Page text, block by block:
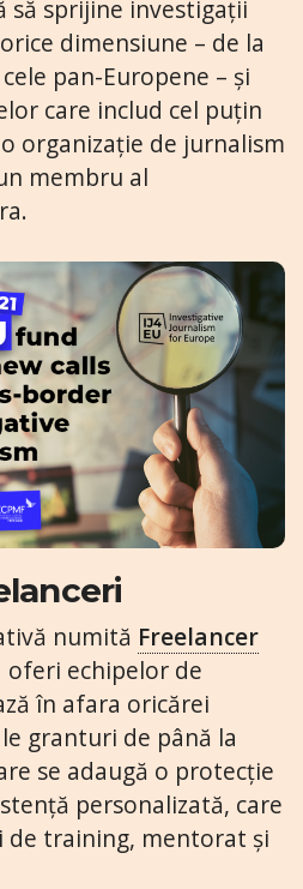
să sprijine investigații
dimensiune – de la
pan-Europene – și
care includ cel puțin
organizație de jurnalism
membru al
numită Freelancer
oferi echipelor de
în afara oricărei
granturi de până la
se adaugă o protecție
personalizată, care
training, mentorat și